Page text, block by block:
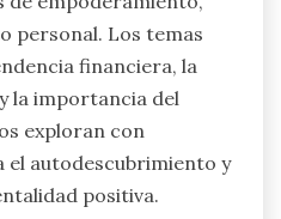
personal. Los temas
financiera, la
la importancia del
exploran con
el autodescubrimiento y
positiva.